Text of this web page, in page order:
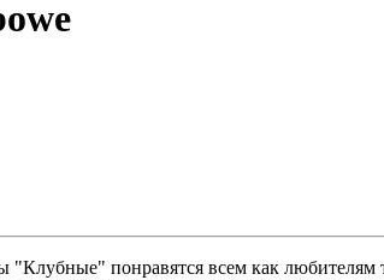
понравятся всем как